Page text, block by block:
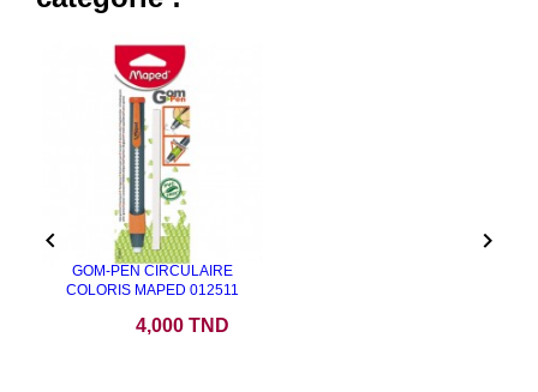
GOM-PEN CIRCULAIRE
COLORIS MAPED 012511
4,000 TND
 